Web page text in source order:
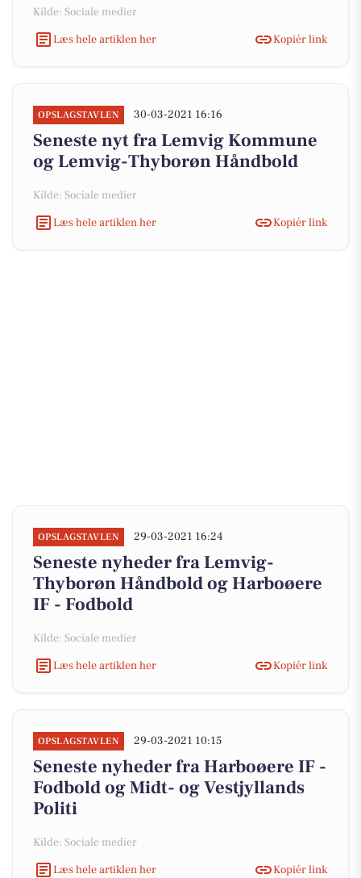
Kilde: Sociale medier
Læs hele artiklen her
Kopiér link
OPSLAGSTAVLEN 30-03-2021 16:16
Seneste nyt fra Lemvig Kommune
og Lemvig-Thyborøn Håndbold
Kilde: Sociale medier
Læs hele artiklen her
Kopiér link
OPSLAGSTAVLEN 29-03-2021 16:24
Seneste nyheder fra Lemvig-
Thyborøn Håndbold og Harboøere
IF - Fodbold
Kilde: Sociale medier
Læs hele artiklen her
Kopiér link
OPSLAGSTAVLEN 29-03-2021 10:15
Seneste nyheder fra Harboøere IF -
Fodbold og Midt- og Vestjyllands
Politi
Kilde: Sociale medier
Læs hele artiklen her
Kopiér link